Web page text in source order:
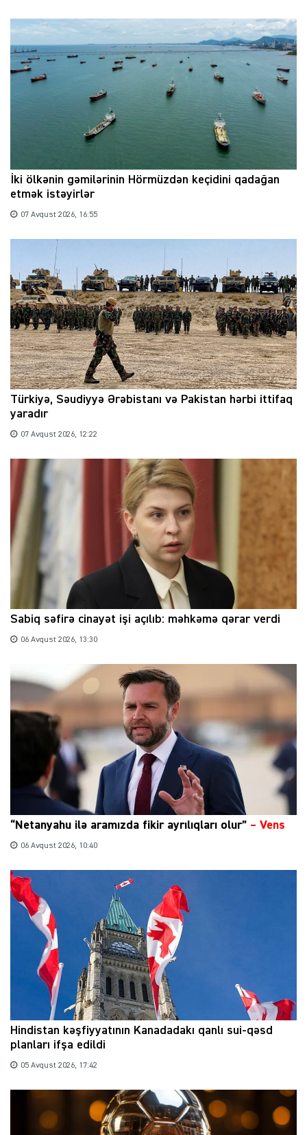
İki ölkənin gəmilərinin Hörmüzdən keçidini qadağan
etmək istəyirlər
07 Avqust 2026, 16:55
Türkiyə, Səudiyyə Ərəbistanı və Pakistan hərbi ittifaq
yaradır
07 Avqust 2026, 12:22
Sabiq səfirə cinayət işi açılıb: məhkəmə qərar verdi
06 Avqust 2026, 13:30
“Netanyahu ilə aramızda fikir ayrılıqları olur” – Vens
06 Avqust 2026, 10:40
Hindistan kəşfiyyatının Kanadadakı qanlı sui-qəsd
planları ifşa edildi
05 Avqust 2026, 17:42